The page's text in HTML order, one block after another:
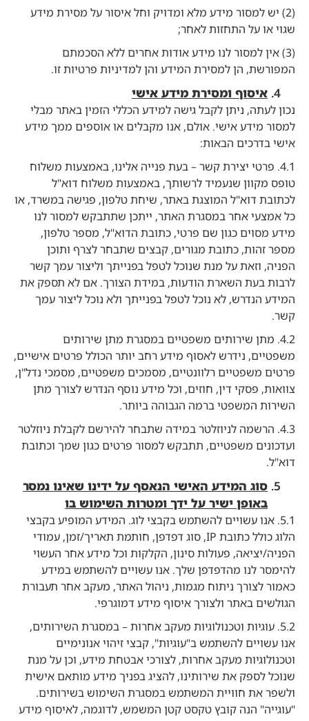
(2) יש למסור מידע מלא ומדויק וחל איסור על מסירת מידע
שגוי או על התחזות לאחר;
(3) אין למסור לנו מידע אודות אחרים ללא הסכמתם
המפורשת, הן למסירת המידע והן למדיניות פרטיות זו.
איסוף ומסירת מידע אישי
נכון לעתה, ניתן לקבל גישה למידע הכללי הזמין באתר מבלי
למסור מידע אישי. אולם, אנו מקבלים או אוספים ממך מידע
אישי בדרכים הבאות:
4.1. פרטי יצירת קשר – בעת פנייה אלינו, באמצעות משלוח
טופס מקוון שנעמיד לרשותך, באמצעות משלוח דוא"ל
לכתובת דוא"ל המוצגת באתר, שיחת טלפון, פגישה במשרד, או
כל אמצעי אחר במסגרת האתר, ייתכן שתתבקש למסור לנו
מידע מסוים כגון שם פרטי, כתובת הדוא"ל, מספר טלפון,
מספר זהות, כתובת מגורים, קבצים שתבחר לצרף ותוכן
הפניה, וזאת על מנת שנוכל לטפל בפנייתך וליצור עמך קשר
לרבות בעת השארת הודעות, במידת הצורך. אם לא תספק את
המידע הנדרש, לא נוכל לטפל בפנייתך ולא נוכל ליצור עמך
קשר.
4.2. מתן שירותים משפטיים במסגרת מתן שירותים
משפטיים, נידרש לאסוף מידע רחב יותר הכולל פרטים אישיים,
פרטים משפטיים רלוונטיים, מסמכים משפטיים, מסמכי נדל"ן,
צוואות, פסקי דין, חוזים, וכל מידע נוסף הנדרש לצורך מתן
השירות המשפטי ברמה הגבוהה ביותר.
4.3. הרשמה לניוזלטר במידה שתבחר להירשם לקבלת ניוזלטר
ועדכונים משפטיים, תתבקש למסור פרטים כגון שמך וכתובת
דוא"ל.
סוג המידע האישי הנאסף על ידינו שאינו נמסר
באופן ישיר על ידך ומטרות השימוש בו
5.1. אנו עשויים להשתמש בקבצי לוג. המידע המופיע בקבצי
הלוג כולל כתובת IP, סוג דפדפן, חותמת תאריך/זמן, עמודי
הפניה/יציאה, פעולות סינון, הקלקות וכל מידע אחר העשוי
להימסר לנו מהדפדפן שלך. אנו עשויים להשתמש במידע
כאמור לצורך ניתוח מגמות, ניהול האתר, מעקב אחר תעבורת
הגולשים באתר ולצורך איסוף מידע דמוגרפי.
5.2. עוגיות וטכנולוגיות מעקב אחרות – במסגרת השירותים,
אנו עשויים להשתמש ב"עוגיות", קבצי זיהוי אנונימיים
וטכנולוגיות מעקב אחרות, לצורכי אבטחת מידע, וכן על מנת
שנוכל לספק את שירותינו, להציג בפניך מידע מותאם אישית
ולשפר את חוויית המשתמש במסגרת השימוש בשירותים.
"עוגייה" הנה קובץ טקסט קטן המשמש, לדוגמה, לאיסוף מידע